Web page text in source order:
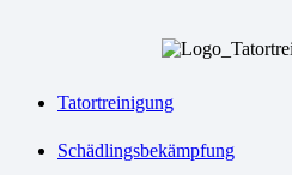
Tatortreinigung
Schädlingsbekämpfung